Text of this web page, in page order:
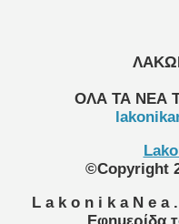
ΟΛΑ ΤΑ ΝΕΑ
©Copyright
L a k o n i k a N e a